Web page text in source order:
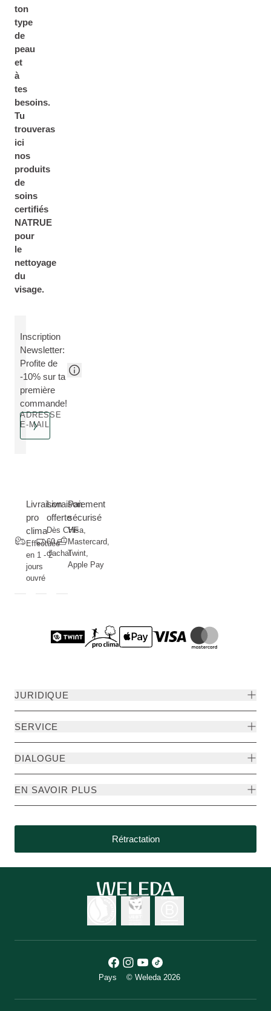
ton
type
de
peau
et
à
tes
besoins.
Tu
trouveras
ici
nos
produits
de
soins
certifiés
NATRUE
pour
le
nettoyage
du
visage.
Inscription
Newsletter:
Profite de
-10% sur ta
première
commande!
ADRESSE
E-MAIL
Livraison
pro
clima
Effectuée
en 1 - 2
jours
ouvré
Livraison
offerte
Dès CHF
60.--
d'achat
Paiement
sécurisé
Visa,
Mastercard,
Twint,
Apple Pay
JURIDIQUE
SERVICE
DIALOGUE
EN SAVOIR PLUS
Rétractation
Pays © Weleda 2026